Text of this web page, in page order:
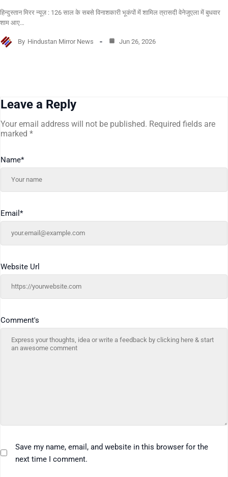
हिन्दुस्तान मिरर न्यूज़ : 126 साल के सबसे विनाशकारी भूकंपों में शामिल त्रासदी वेनेजुएला में बुधवार
शाम आए…
By Hindustan Mirror News Jun 26, 2026
Leave a Reply
Your email address will not be published. Required fields are
marked *
Comment's
Name*
Email *
Website Url
Save my name, email, and website in this browser for the
next time I comment.